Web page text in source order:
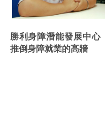
勝利身障潛能發展中心
推倒身障就業的高牆